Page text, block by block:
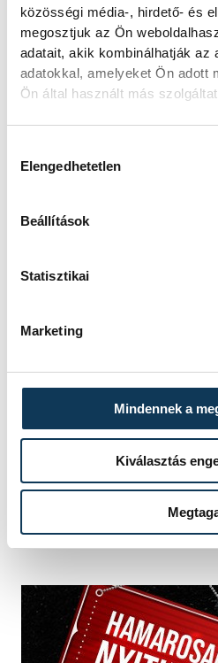
közösségi média-, hirdető- és
megosztjuk az Ön
adatait, akik kombinálhatják az
adatokkal, amelyeket Ön adott
Ön által használt más
Elengedhetetlen
Beállítások
Statisztikai
Marketing
Mindennek a
Kiválasztás
oktatás
Pannon
Gelencsér
Humántudományi Kar
Társadalomtudományi
Szabó
Eszter